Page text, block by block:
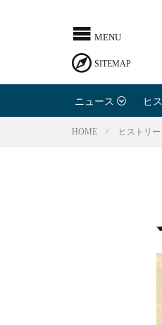
ニュース ヒ
HOME ヒストリー